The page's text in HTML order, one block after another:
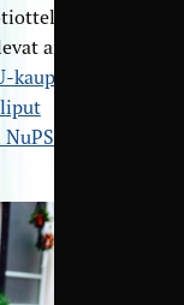
aina
kauppaan